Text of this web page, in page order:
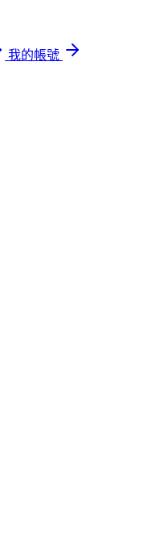
我的帳號